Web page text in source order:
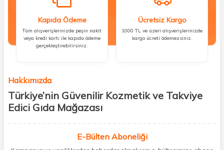
Kapıda Ödeme
Tüm alışverişlerinizde peşin nakit
veya kredi kartı ile kapıda ödeme
gerçekleştirebilirsiniz.
Ücretsiz Kargo
1000 TL ve üzeri alışverişlerinizde
kargo ücreti ödemezsiniz.
Hakkımızda
Türkiye’nin Güvenilir Kozmetik ve Takviye
Edici Gıda Mağazası
kişisel bakım hem de takviye edici gıda ürünlerini sizlerle
buluşturuyoruz. Artık mağaza mağaza dolaşmanıza gerek yok;
E-Bülten Aboneliği